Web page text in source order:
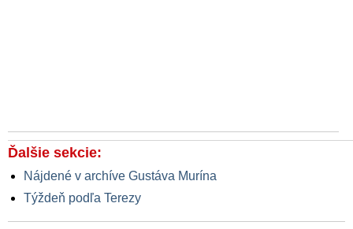
Ďalšie sekcie:
Nájdené v archíve Gustáva Murína
Týždeň podľa Terezy